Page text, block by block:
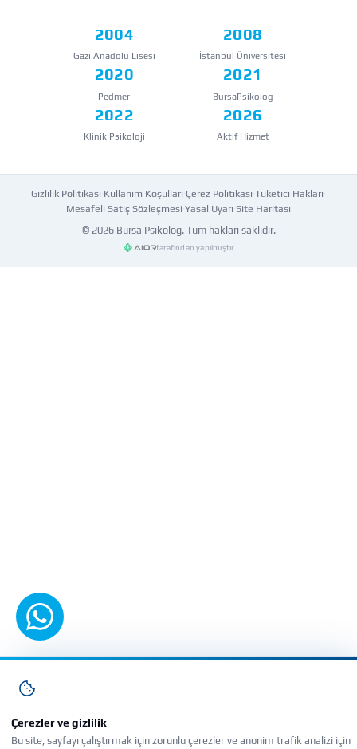
2004
Gazi Anadolu Lisesi
2008
İstanbul Üniversitesi
2020
Pedmer
2021
BursaPsikolog
2022
Klinik Psikoloji
2026
Aktif Hizmet
Gizlilik Politikası Kullanım Koşulları Çerez Politikası Tüketici Hakları
Mesafeli Satış Sözleşmesi Yasal Uyarı Site Haritası
© 2026 Bursa Psikolog. Tüm hakları saklıdır.
tarafından yapılmıştır
WhatsApp'tan yazın
Çerezler ve gizlilik
Bu site, sayfayı çalıştırmak için zorunlu çerezler ve anonim trafik analizi için